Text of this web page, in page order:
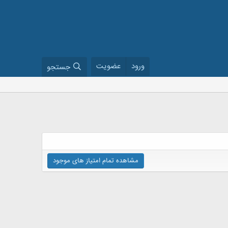
ورود عضویت جستجو
مشاهده تمام امتیاز های موجود